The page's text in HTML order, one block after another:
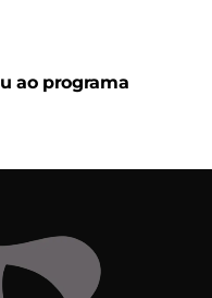
ao programa